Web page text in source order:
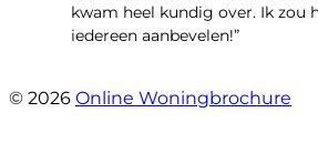
kwam heel kundig over. Ik zou
iedereen aanbevelen!”
© 2026 Online Woningbrochure